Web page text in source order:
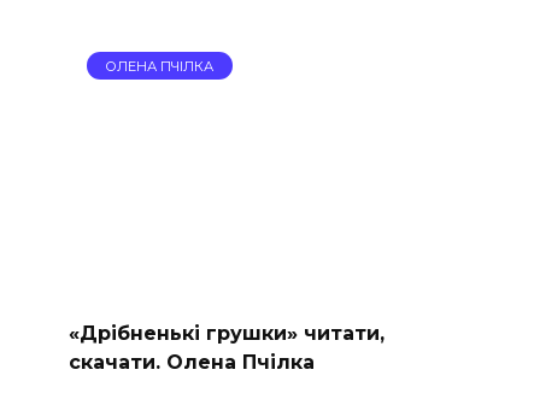
ОЛЕНА ПЧІЛКА
«Дрібненькі грушки» читати,
скачати. Олена Пчілка